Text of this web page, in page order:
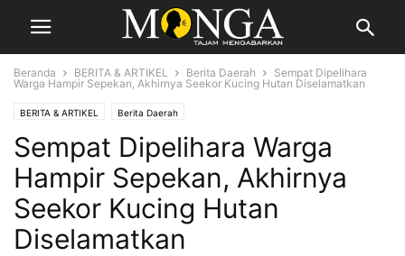
Beranda BERITA & ARTIKEL Berita Daerah
Sempat Dipelihara
Warga Hampir Sepekan, Akhirnya Seekor Kucing Hutan Diselamatkan
BERITA & ARTIKEL Berita Daerah
Sempat Dipelihara Warga
Hampir Sepekan, Akhirnya
Seekor Kucing Hutan
Diselamatkan